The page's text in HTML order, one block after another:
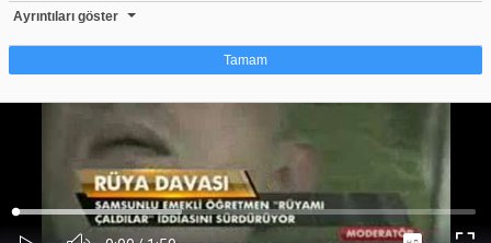
Ayrıntıları göster
Tamam
Çerez nedir?
Çerezler, web-sitelerinin, kullanıcıların deneyimlerini daha verimli hale getirmek
amacıyla kullandığı küçük metin dosyalarıdır. Yasalara göre, bu sitenin
işletilmesi için kesinlikle gerekli olan çerezleri cihazınıza yerleştirebiliyoruz.
Diğer çerez türleri için sizden izin almamız gerekiyor. Bu site farklı çerez türleri
kullanmaktadır. Bazı çerezler, sayfalarımızda yer alan üçüncü şahıs hizmetleri
tarafından yerleştirilir. İzniniz şu alanlar için geçerlidir: web.tv
Ses
Yüklendi:
0%
Yükleniyor: